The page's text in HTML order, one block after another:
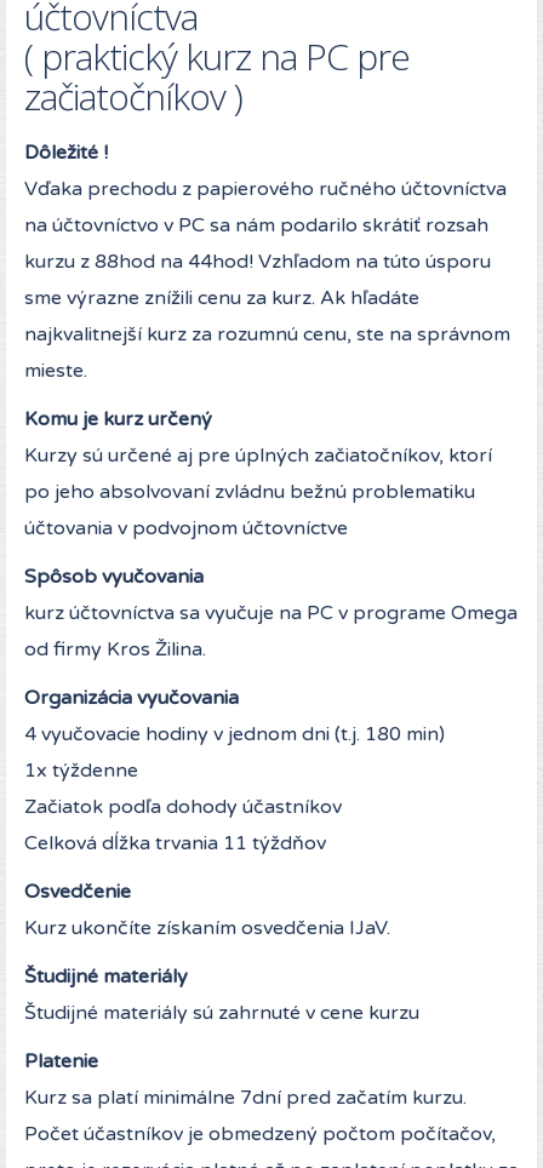
účtovníctva
( praktický kurz na PC pre
začiatočníkov )
Dôležité !
Vďaka prechodu z papierového ručného účtovníctva
na účtovníctvo v PC sa nám podarilo skrátiť rozsah
kurzu z 88hod na 44hod! Vzhľadom na túto úsporu
sme výrazne znížili cenu za kurz. Ak hľadáte
najkvalitnejší kurz za rozumnú cenu, ste na správnom
mieste.
Komu je kurz určený
Kurzy sú určené aj pre úplných začiatočníkov, ktorí
po jeho absolvovaní zvládnu bežnú problematiku
účtovania v podvojnom účtovníctve
Spôsob vyučovania
kurz účtovníctva sa vyučuje na PC v programe Omega
od firmy Kros Žilina.
Organizácia vyučovania
4 vyučovacie hodiny v jednom dni (t.j. 180 min)
1x týždenne
Začiatok podľa dohody účastníkov
Celková dĺžka trvania 11 týždňov
Osvedčenie
Kurz ukončíte získaním osvedčenia IJaV.
Študijné materiály
Študijné materiály sú zahrnuté v cene kurzu
Platenie
Kurz sa platí minimálne 7dní pred začatím kurzu.
Počet účastníkov je obmedzený počtom počítačov,